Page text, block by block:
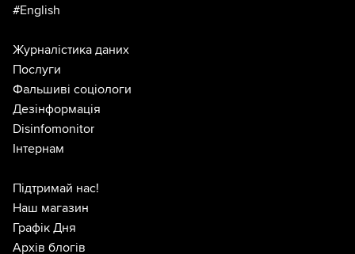
#English
Журналістика даних
Послуги
Фальшиві соціологи
Дезінформація
Disinfomonitor
Інтернам
Підтримай нас!
Наш магазин
Графік Дня
Архів блогів